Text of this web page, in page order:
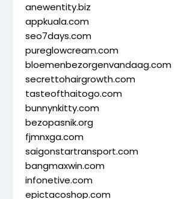
anewentity.biz
appkuala.com
seo7days.com
pureglowcream.com
bloemenbezorgenvandaag.com
secrettohairgrowth.com
tasteofthaitogo.com
bunnynkitty.com
bezopasnik.org
fjmnxga.com
saigonstartransport.com
bangmaxwin.com
infonetive.com
epictacoshop.com